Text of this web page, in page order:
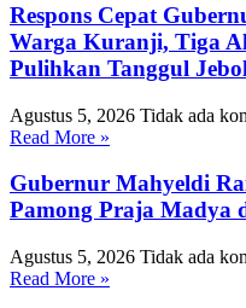
Respons Cepat
Warga Kuranji, Tiga
Pulihkan Tanggul Jebol
Agustus 5, 2026 Tidak ada
Read More »
Gubernur Mahyeldi
Pamong Praja Madya
Agustus 5, 2026 Tidak ada
Read More »